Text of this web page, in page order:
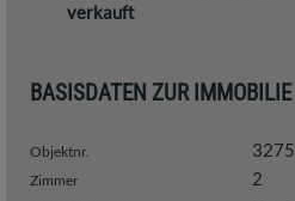
verkauft
BASISDATEN ZUR IMMOBILIE
Objektnr. 3275
Zimmer 2